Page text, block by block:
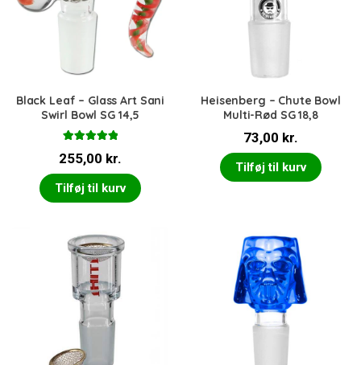
Black Leaf – Glass Art Sani
Swirl Bowl SG 14,5
5.00ud af 5
255,00 kr.
Tilføj til kurv
Heisenberg – Chute Bowl
Multi-Rød SG 18,8
73,00 kr.
Tilføj til kurv